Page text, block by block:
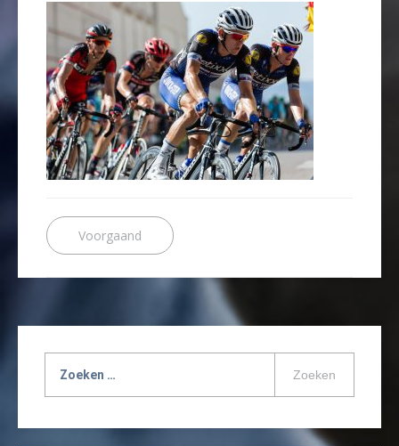
Bericht
navigatie
Previous
post:
naar: